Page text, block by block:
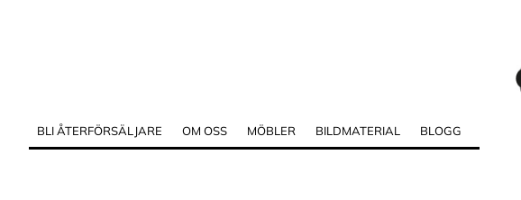
BLI ÅTERFÖRSÄLJARE OM OSS MÖBLER BILDMATERIAL BLOGG